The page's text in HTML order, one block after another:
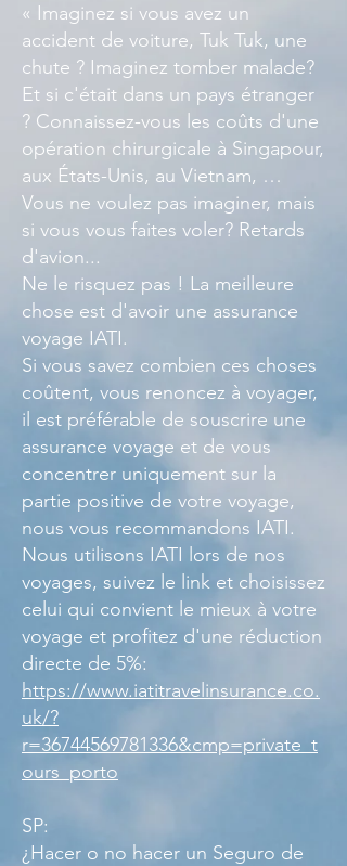
« Imaginez si vous avez un
accident de voiture, Tuk Tuk, une
chute ? Imaginez tomber malade?
Et si c'était dans un pays étranger
? Connaissez-vous les coûts d'une
opération chirurgicale à Singapour,
aux États-Unis, au Vietnam, …
Vous ne voulez pas imaginer, mais
si vous vous faites voler? Retards
d'avion...
Ne le risquez pas ! La meilleure
chose est d'avoir une assurance
voyage IATI.
Si vous savez combien ces choses
coûtent, vous renoncez à voyager,
il est préférable de souscrire une
assurance voyage et de vous
concentrer uniquement sur la
partie positive de votre voyage,
nous vous recommandons IATI.
Nous utilisons IATI lors de nos
voyages, suivez le link et choisissez
celui qui convient le mieux à votre
voyage et profitez d'une réduction
directe de 5%:
https://www.iatitravelinsurance.co.
uk/?
r=36744569781336&cmp=private_t
ours_porto
SP:
¿Hacer o no hacer un Seguro de